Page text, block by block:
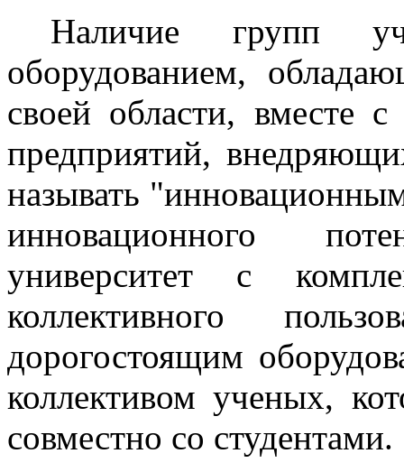
Наличие групп
оборудованием,
своей области, вместе
предприятий,
называть
инновационного
университет с
коллективного
дорогостоящим
коллективом ученых,
совместно со студентами.